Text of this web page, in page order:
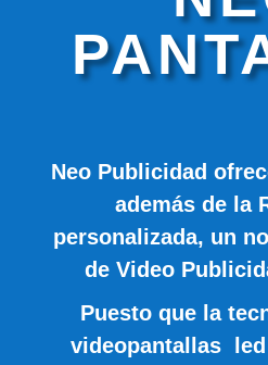
Neo Publicidad
además de la
personalizada, un
de Video
Puesto que la
videopantallas